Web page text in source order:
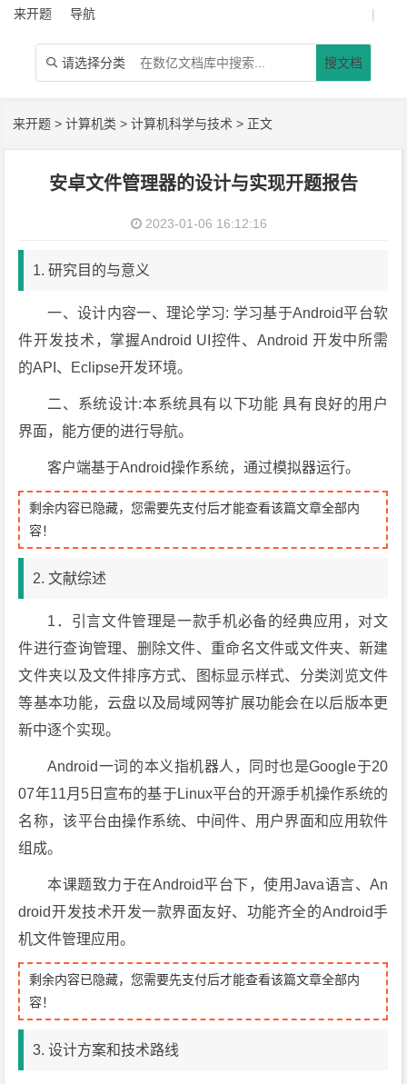
来开题 导航 |
 请选择分类 搜文档
来开题 >计算机类 >计算机科学与技术 > 正文
安卓文件管理器的设计与实现开题报告
2023-01-06 16:12:16
1. 研究目的与意义
一、设计内容一、理论学习: 学习基于Android平台软
件开发技术，掌握Android UI控件、Android 开发中所需
的API、Eclipse开发环境。
二、系统设计:本系统具有以下功能 具有良好的用户
界面，能方便的进行导航。
客户端基于Android操作系统，通过模拟器运行。
剩余内容已隐藏，您需要先支付后才能查看该篇文章全部内
容！
2. 文献综述
1．引言文件管理是一款手机必备的经典应用，对文
件进行查询管理、删除文件、重命名文件或文件夹、新建
文件夹以及文件排序方式、图标显示样式、分类浏览文件
等基本功能，云盘以及局域网等扩展功能会在以后版本更
新中逐个实现。
Android一词的本义指机器人，同时也是Google于20
07年11月5日宣布的基于Linux平台的开源手机操作系统的
名称，该平台由操作系统、中间件、用户界面和应用软件
组成。
本课题致力于在Android平台下，使用Java语言、An
droid开发技术开发一款界面友好、功能齐全的Android手
机文件管理应用。
剩余内容已隐藏，您需要先支付后才能查看该篇文章全部内
容！
3. 设计方案和技术路线